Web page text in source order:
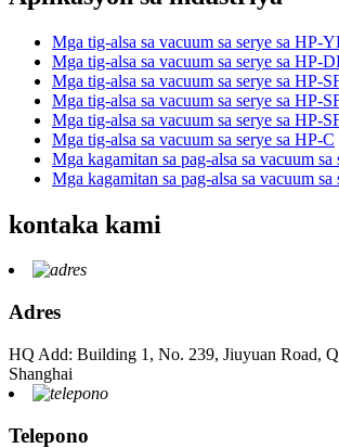
Mga tig-alsa sa vacuum sa serye sa HP-
Mga tig-alsa sa vacuum sa serye sa HP-
Mga tig-alsa sa vacuum sa serye sa HP-
Mga tig-alsa sa vacuum sa serye sa HP-
Mga tig-alsa sa vacuum sa serye sa HP-
Mga tig-alsa sa vacuum sa serye sa HP-C
Mga kagamitan sa pag-alsa sa vacuum
Mga kagamitan sa pag-alsa sa vacuum sa
kontaka kami
Adres
HQ Add: Building 1, No. 239, Jiuyuan Road,
Shanghai
Telepono